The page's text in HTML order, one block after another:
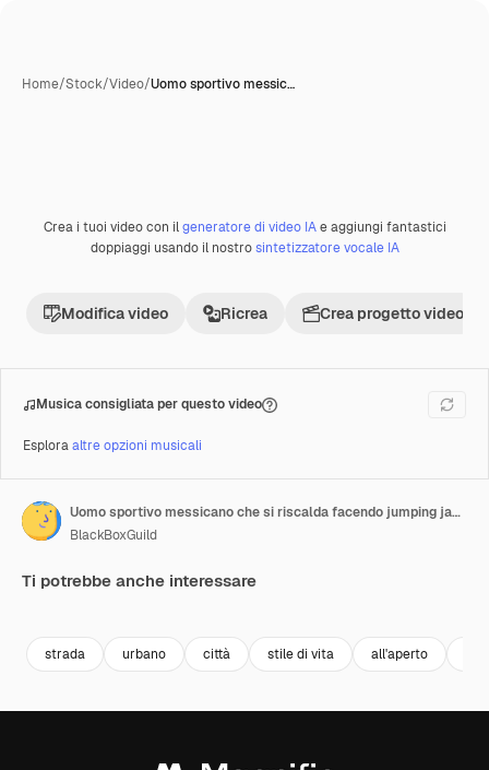
Home/Stock/Video/Uomo sportivo messic…
Premium
Crea i tuoi video con ilgeneratore di video IAe aggiungi fantastici
doppiaggi usando il nostrosintetizzatore vocale IA
Modifica video Ricrea Crea progetto video
Musica consigliata per questo video
Esploraaltre opzioni musicali
Uomo sportivo messicano che si riscalda facendo jumping jack all'aperto in una giornata di sole
BlackBoxGuild
Ti potrebbe anche interessare
strada urbano città stile di vita all'aperto